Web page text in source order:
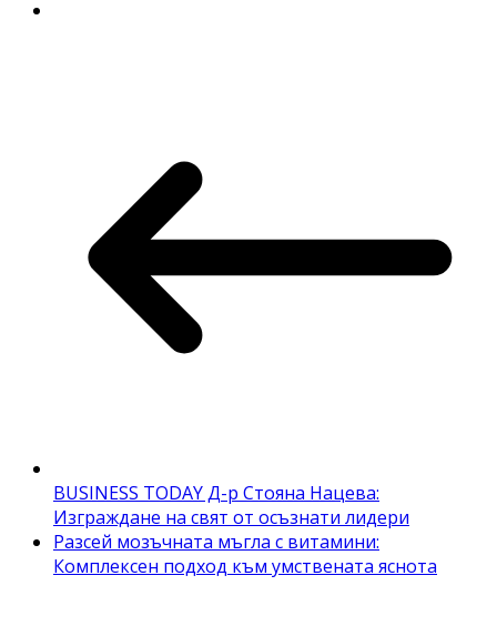
BUSINESS TODAY Д-р Стояна Нацева:
Изграждане на свят от осъзнати лидери
Разсей мозъчната мъгла с витамини:
Комплексен подход към умствената яснота